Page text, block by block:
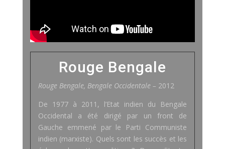
Rouge Bengale
Rouge Bengale, Bengale Occidentale– 2012
De 1977 à 2011, l’Etat indien du Bengale
Occidental a été dirigé par un front de
Gauche emmené par le Parti Communiste
indien (marxiste). Quels sont les succès et les